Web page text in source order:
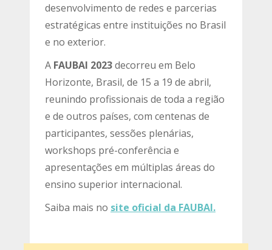
desenvolvimento de redes e parcerias
estratégicas entre instituições no Brasil
e no exterior.
A FAUBAI 2023decorreu em Belo
Horizonte, Brasil, de 15 a 19 de abril,
reunindo profissionais de toda a região
e de outros países, com centenas de
participantes, sessões plenárias,
workshops pré-conferência e
apresentações em múltiplas áreas do
ensino superior internacional.
Saiba mais no site oficial da FAUBAI.